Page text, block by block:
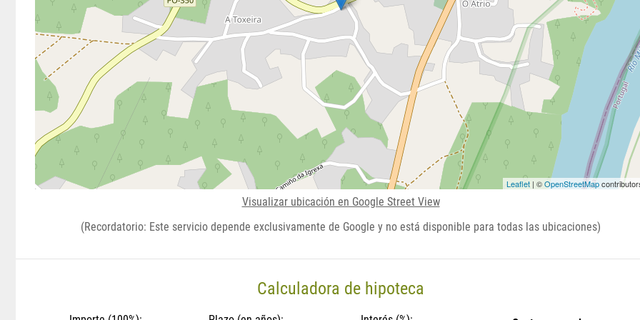
Leaflet| ©OpenStreetMap
Visualizar ubicación en Google Street View
(Recordatorio: Este servicio depende exclusivamente de Google y no está disponible para todas las ubicaciones)
Calculadora de hipoteca